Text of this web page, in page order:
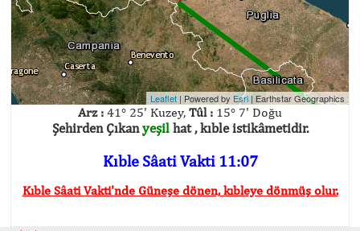
Leaflet | Powered by Esri| Earthstar Geographics
Arz : 41° 25' Kuzey, Tûl : 15° 7' Doğu
Şehirden Çıkanyeşilhat , kıble istikâmetidir.
Kıble Sâati Vakti 11:07
Kıble Sâati Vakti'nde Güneşe dönen, kıbleye dönmüş olur.